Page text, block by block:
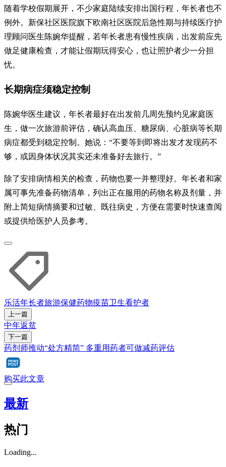
随着学校假期展开，不少家庭陆续安排出国行程，年长者也不
例外。新保社区医院旗下欧南社区医院后急性期与持续医疗护
理顾问医生陈婉华提醒，若年长者患有慢性疾病，出发前应先
做足健康检查，才能让假期玩得安心，也让照护者少一分担
忧。
长期病症须稳定控制
陈婉华医生建议，年长者最好在出发前几周先预约见家庭医
生，做一次旅游前评估，确认高血压、糖尿病、心脏病等长期
病症都受到稳定控制。她说：“不要等到即将出发才发现药不
够，或因身体状况其实还未准备好去旅行。”
除了安排病情相关的检查，药物也要一并整理好。年长者和家
属可事先准备药物清单，列出正在服用的药物名称及剂量，并
附上简短病情摘要和过敏、既往病史，方便在需要时快速查阅
或提供给医护人员参考。
乐活年长者旅游保健药物疫苗卫生看护者
上一篇
中年返贫
下一篇
药剂师推动“处方精简” 多重用药者可做减药评估
购买此文章
最新
热门
Loading...